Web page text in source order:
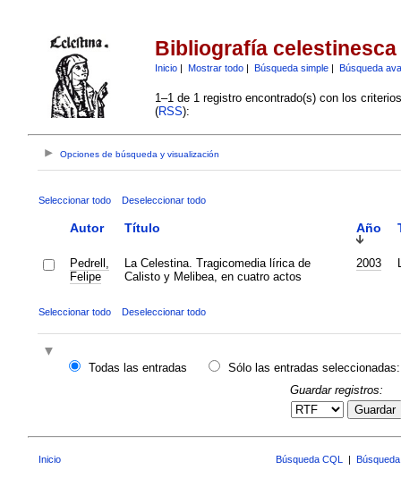
Bibliografía celestinesca
Inicio| Mostrar todo| Búsqueda simple| Búsqueda
1–1 de 1 registro encontrado(s) con los
(RSS):
Opciones de búsqueda y visualización
Seleccionar todo Deseleccionar todo
Autor Título Año
Pedrell,
Felipe
La Celestina. Tragicomedia lírica de
Calisto y Melibea, en cuatro actos
2003
Seleccionar todo Deseleccionar todo
Todas las entradas
Sólo las entradas seleccionadas:
Guardar registros:
Guardar
Inicio Búsqueda CQL